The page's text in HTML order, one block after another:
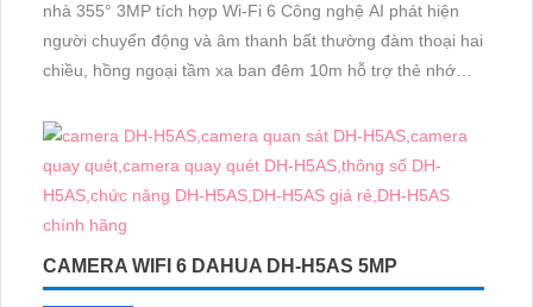
nhà 355° 3MP tích hợp Wi-Fi 6 Công nghệ AI phát hiện
người chuyển động và âm thanh bất thường đàm thoại hai
chiều, hồng ngoại tầm xa ban đêm 10m hỗ trợ thẻ nhớ
DMSS
CAMERA WIFI 6 DAHUA DH-H5AS 5MP